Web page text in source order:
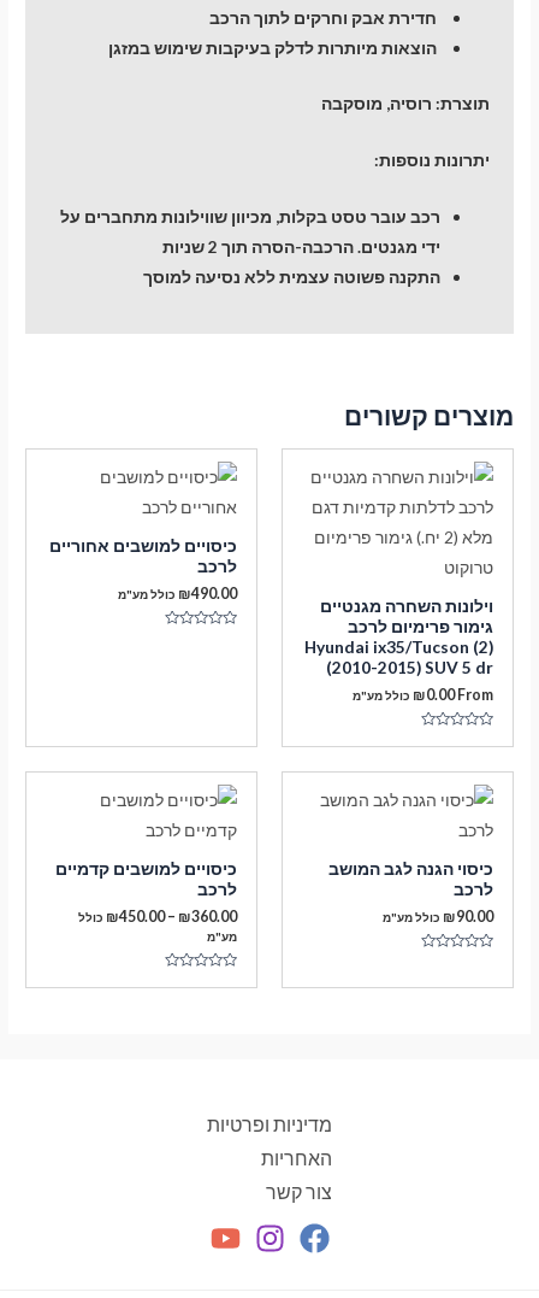
חדירת אבק וחרקים לתוך הרכב
הוצאות מיותרות לדלק בעיקבות שימוש במזגן
תוצרת: רוסיה, מוסקבה
יתרונות נוספות:
רכב עובר טסט בקלות, מכיוון שווילונות מתחברים על
ידי מגנטים. הרכבה-הסרה תוך 2 שניות
התקנה פשוטה עצמית ללא נסיעה למוסך
מוצרים קשורים
וילונות השחרה מגנטיים
גימור פרימיום לרכב
Hyundai ix35/Tucson (2)
(2010-2015) SUV 5 dr
From
₪0.00 כולל מע"מ
כיסויים למושבים אחוריים
לרכב
₪490.00 כולל מע"מ
כיסוי הגנה לגב המושב
לרכב
₪90.00 כולל מע"מ
מתוך
כיסויים למושבים קדמיים
לרכב
₪360.00
–
₪450.00
טווח
כולל
מע"מ
מדיניות ופרטיות
האחריות
צור קשר